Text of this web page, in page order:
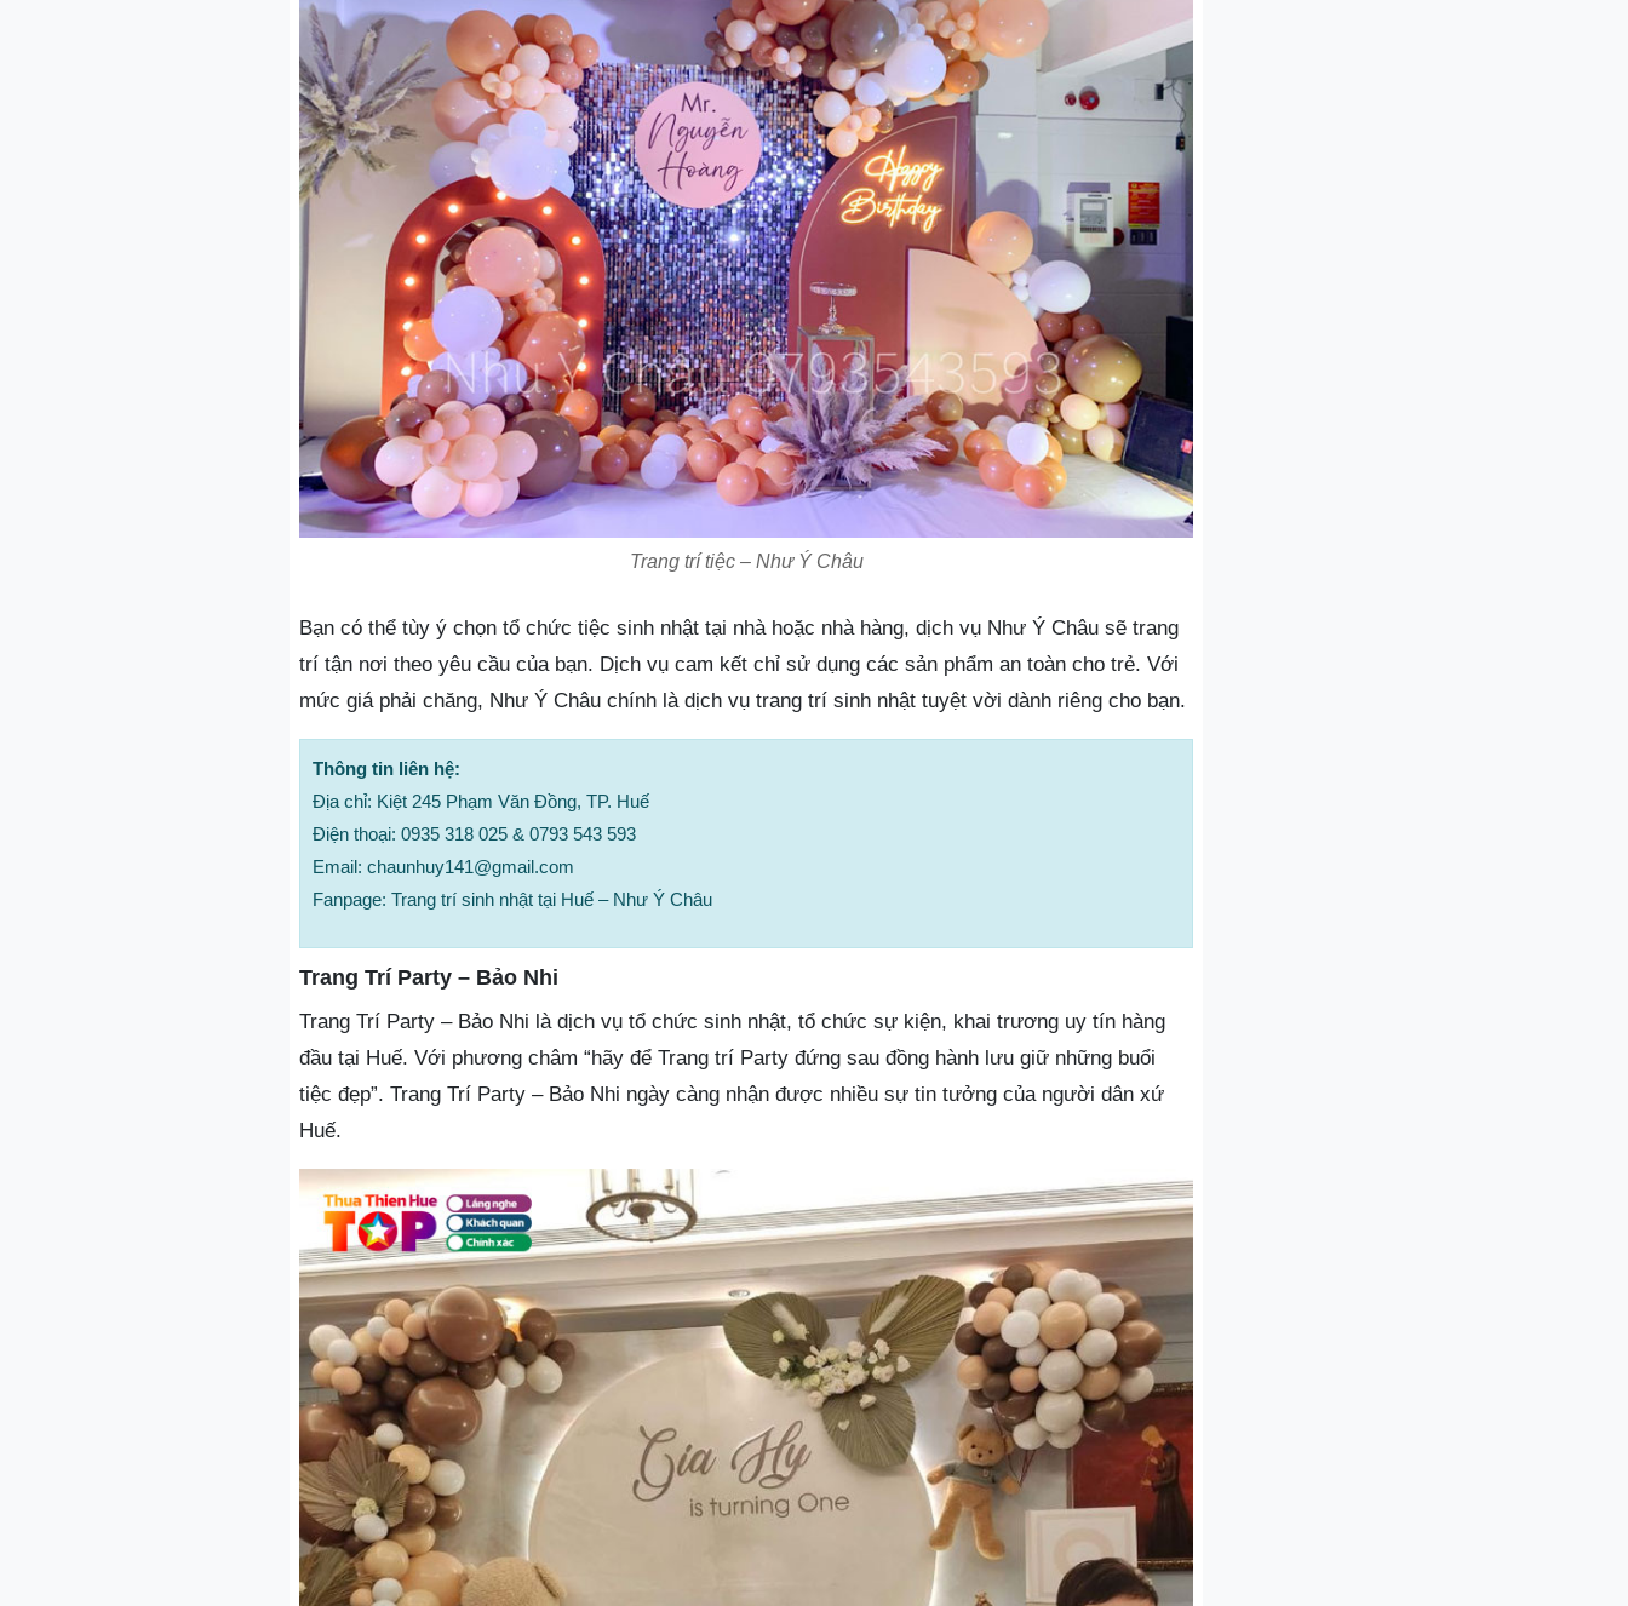
Trang trí tiệc – Như Ý Châu
Bạn có thể tùy ý chọn tổ chức tiệc sinh nhật tại nhà hoặc nhà hàng, dịch vụ Như Ý Châu sẽ trang
trí tận nơi theo yêu cầu của bạn. Dịch vụ cam kết chỉ sử dụng các sản phẩm an toàn cho trẻ. Với
mức giá phải chăng, Như Ý Châu chính là dịch vụ trang trí sinh nhật tuyệt vời dành riêng cho bạn.
Thông tin liên hệ:
Địa chỉ: Kiệt 245 Phạm Văn Đồng, TP. Huế
Điện thoại: 0935 318 025 & 0793 543 593
Email: chaunhuy141@gmail.com
Fanpage: Trang trí sinh nhật tại Huế – Như Ý Châu
Trang Trí Party – Bảo Nhi
Trang Trí Party – Bảo Nhi là dịch vụ tổ chức sinh nhật, tổ chức sự kiện, khai trương uy tín hàng
đầu tại Huế. Với phương châm “hãy để Trang trí Party đứng sau đồng hành lưu giữ những buổi
tiệc đẹp”. Trang Trí Party – Bảo Nhi ngày càng nhận được nhiều sự tin tưởng của người dân xứ
Huế.